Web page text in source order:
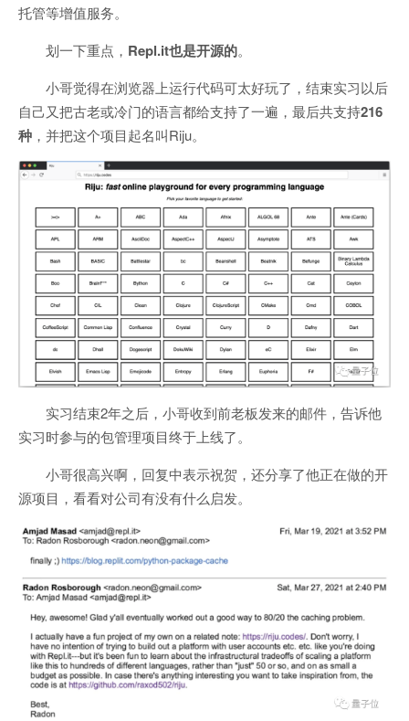
托管等增值服务。
划一下重点， Repl.it也是开源的。
小哥觉得在浏览器上运行代码可太好玩了，结束实习以后
自己又把古老或冷门的语言都给支持了一遍，最后共支持216
种 ，并把这个项目起名叫Riju。
实习结束2年之后，小哥收到前老板发来的邮件，告诉他
实习时参与的包管理项目终于上线了。
小哥很高兴啊，回复中表示祝贺，还分享了他正在做的开
源项目，看看对公司有没有什么启发。